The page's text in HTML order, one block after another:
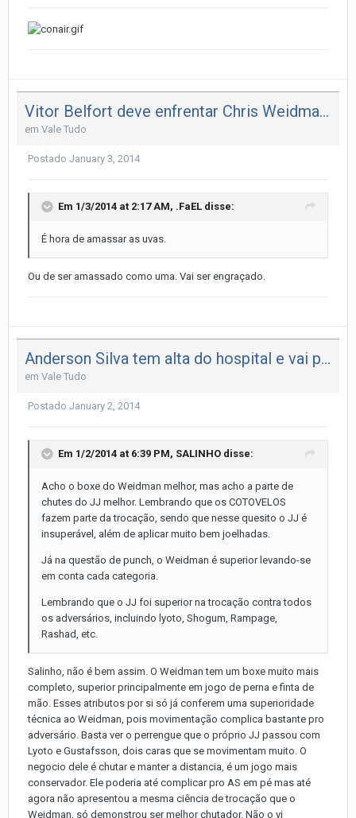
Vitor Belfort deve enfrentar Chris Weidman em maio ou julho em Las Veg
em Vale Tudo
Postado January 3, 2014
Em 1/3/2014 at 2:17 AM, .FaEL disse:
É hora de amassar as uvas.
Ou de ser amassado como uma. Vai ser engraçado.
Anderson Silva tem alta do hospital e vai para casa em Los Angeles
em Vale Tudo
Postado January 2, 2014
Em 1/2/2014 at 6:39 PM, SALINHO disse:
Acho o boxe do Weidman melhor, mas acho a parte de
chutes do JJ melhor. Lembrando que os COTOVELOS
fazem parte da trocação, sendo que nesse quesito o JJ é
insuperável, além de aplicar muito bem joelhadas.
Já na questão de punch, o Weidman é superior levando-se
em conta cada categoria.
Lembrando que o JJ foi superior na trocação contra todos
os adversários, incluindo lyoto, Shogum, Rampage,
Rashad, etc.
Salinho, não é bem assim. O Weidman tem um boxe muito mais
completo, superior principalmente em jogo de perna e finta de
mão. Esses atributos por si só já conferem uma superioridade
técnica ao Weidman, pois movimentação complica bastante pro
adversário. Basta ver o perrengue que o próprio JJ passou com
Lyoto e Gustafsson, dois caras que se movimentam muito. O
negocio dele é chutar e manter a distancia, é um jogo mais
conservador. Ele poderia até complicar pro AS em pé mas até
agora não apresentou a mesma ciência de trocação que o
Weidman, só demonstrou ser melhor chutador. Não o vi